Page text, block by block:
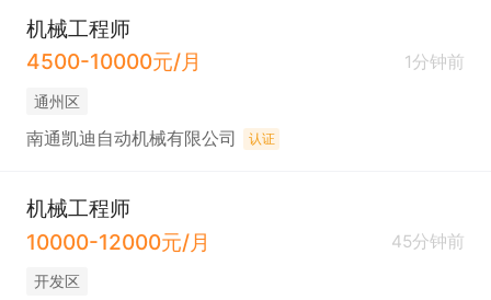
机械工程师
4500-10000元/月
1分钟前
通州区
南通凯迪自动机械有限公司 认证
机械工程师
10000-12000元/月
45分钟前
开发区